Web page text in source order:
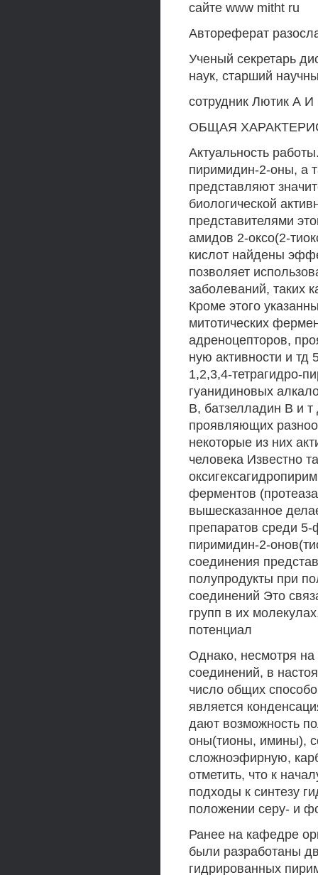
сайте www mitht ru
Автореферат
Ученый секретарь
наук, старший
сотрудник Лютик А И
ОБЩАЯ
Актуальность
пиримидин-2-оны, а
представляют
биологической
представителями
амидов 2-оксо(2-
кислот найдены
позволяет
заболеваний, таких
Кроме этого
митотических
адреноцепторов,
ную активности и тд
1,2,3,4-тетрагидро-
гуанидиновых
В, батзелладин В и
проявляющих
некоторые из них
человека Известно
ферментов
вышесказанное
препаратов среди
пиримидин-2-
соединения
полупродукты при
соединений Это
групп в их
потенциал
Однако, несмотря на
соединений, в
число общих
является
дают возможность
оны(тионы, имины),
сложноэфирную,
отметить, что к
подходы к синтезу
положении серу- и
Ранее на кафедре
были разработаны
гидрированных